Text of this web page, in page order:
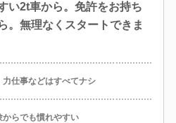
い2t車から。免許をお持ち
。無理なくスタートできま
仕事などはすべてナシ
らでも慣れやすい